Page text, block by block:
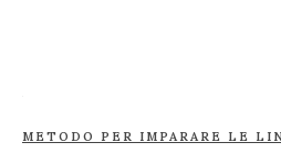
METODO PER IMPARARE LE